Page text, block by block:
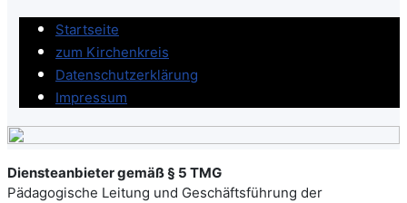
Startseite
zum Kirchenkreis
Datenschutzerklärung
Impressum
Diensteanbieter gemäß § 5 TMG
Pädagogische Leitung und Geschäftsführung der